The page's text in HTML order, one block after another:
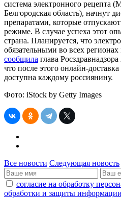
система электронного рецепта
Белгородская область), начнут
препаратами, которые
режиме. В случае успеха этот
страна. Планируется, что
обязательными во всех
сообщила глава
что после этого онлайн-
доступна каждому россиянину.
Фото: iStock by Getty Images
Все новости Следующая новость
согласие на обработку
обработки и защиты информации